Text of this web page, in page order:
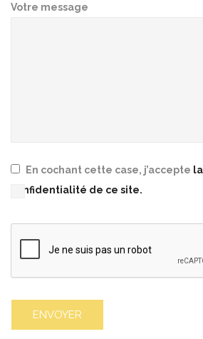
Votre message
En cochant cette case, j’accepte
confidentialité de ce site.